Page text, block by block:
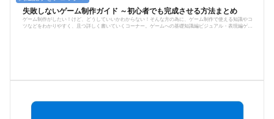
失敗しないゲーム制作ガイド ～初心者でも完成させる方法まとめ
ゲーム制作がしたい！けど、どうしていいかわからない！そんな方の為に、ゲーム制作で使える知識やコ
ツなどをわかりやすく、且つ詳しく書いていくコーナー。ゲームへの基礎知識編ビジュアル・表現編ゲー